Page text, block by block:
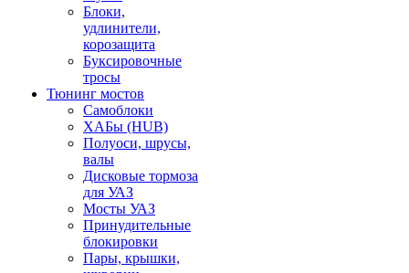
Блоки,
удлинители,
корозащита
Буксировочные
тросы
Тюнинг мостов
Самоблоки
ХАБы (HUB)
Полуоси, шрусы,
валы
Дисковые тормоза
для УАЗ
Мосты УАЗ
Принудительные
блокировки
Пары, крышки,